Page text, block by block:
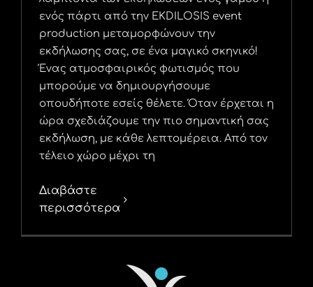
ενός πάρτι από την EKDILOSIS event
production μεταμορφώνουν την
εκδήλωσης σας, σε ένα μαγικό σκηνικό!
Ένας ατμοσφαιρικός φωτισμός που
μπορούμε να δημιουργήσουμε
οπουδήποτε εσείς θέλετε. Όταν έρχεται η
ώρα σχεδιάζουμε την πιο σημαντική σας
εκδήλωση, με κάθε λεπτομέρεια. Από τον
τέλειο χώρο μέχρι τη
Διαβάστε
περισσότερα